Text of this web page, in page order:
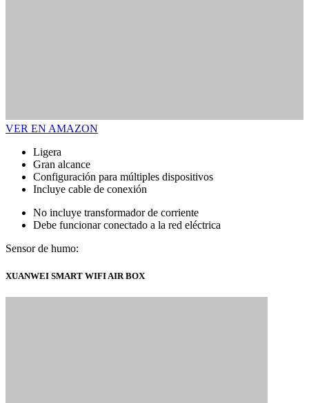
VER EN AMAZON
Ligera
Gran alcance
Configuración para múltiples dispositivos
Incluye cable de conexión
No incluye transformador de corriente
Debe funcionar conectado a la red eléctrica
Sensor de humo:
XUANWEI SMART WIFI AIR BOX